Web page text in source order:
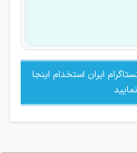
ایران استخدام اینجا